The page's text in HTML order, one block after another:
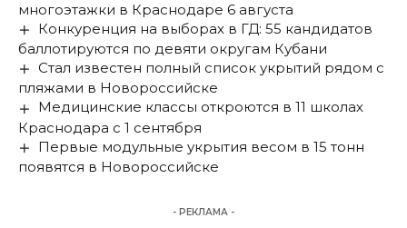
многоэтажки в Краснодаре 6 августа
Конкуренция на выборах в ГД: 55 кандидатов
баллотируются по девяти округам Кубани
Стал известен полный список укрытий рядом с
пляжами в Новороссийске
Медицинские классы откроются в 11 школах
Краснодара с 1 сентября
Первые модульные укрытия весом в 15 тонн
появятся в Новороссийске
- РЕКЛАМА -